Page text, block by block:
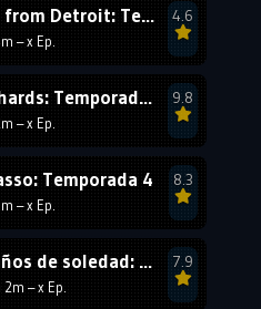
1995 1994
1992
1989 1988
1986
1980
Diarra from Detroit: Temporada 2
– x Ep.
4.6
The Shards: Temporada 1
– x Ep.
9.8
Temporada 4
– x Ep.
8.3
Cien años de soledad: Temporada 2
– x Ep.
7.9